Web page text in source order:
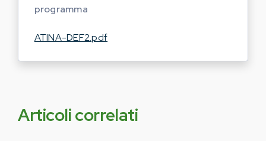
programma
ATINA-DEF2.pdf
Articoli correlati